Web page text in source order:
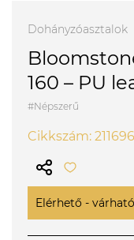
Dohányzóasztalok
160 – PU
#Népszerű
Cikkszám:
Elérhető -